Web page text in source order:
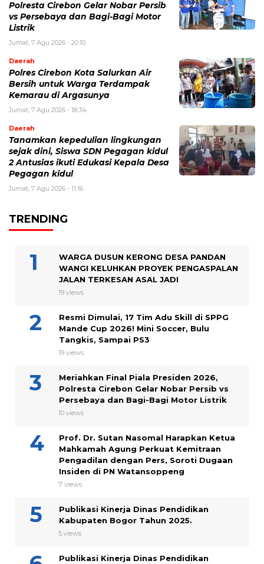
Polresta Cirebon Gelar Nobar Persib
vs Persebaya dan Bagi-Bagi Motor
Listrik
Jumat, 7 Agu 2026 - 20:10
Daerah
Polres Cirebon Kota Salurkan Air
Bersih untuk Warga Terdampak
Kemarau di Argasunya
Jumat, 7 Agu 2026 - 18:34
Daerah
Tanamkan kepedulian lingkungan
sejak dini, Siswa SDN Pegagan kidul
2 Antusias ikuti Edukasi Kepala Desa
Pegagan kidul
Jumat, 7 Agu 2026 - 11:16
TRENDING
WARGA DUSUN KERONG DESA PANDAN
WANGI KELUHKAN PROYEK PENGASPALAN
JALAN TERKESAN ASAL JADI
19 views
Resmi Dimulai, 17 Tim Adu Skill di SPPG
Mande Cup 2026! Mini Soccer, Bulu
Tangkis, Sampai PS3
19 views
Meriahkan Final Piala Presiden 2026,
Polresta Cirebon Gelar Nobar Persib vs
Persebaya dan Bagi-Bagi Motor Listrik
10 views
Prof. Dr. Sutan Nasomal Harapkan Ketua
Mahkamah Agung Perkuat Kemitraan
Pengadilan dengan Pers, Soroti Dugaan
Insiden di PN Watansoppeng
7 views
Publikasi Kinerja Dinas Pendidikan
Kabupaten Bogor Tahun 2025.
5 views
Publikasi Kinerja Dinas Pendidikan